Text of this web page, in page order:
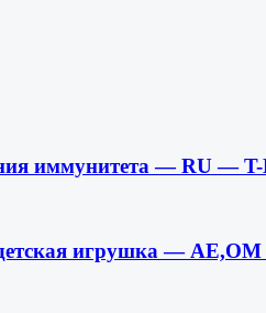
иммунитета — RU —
детская игрушка —